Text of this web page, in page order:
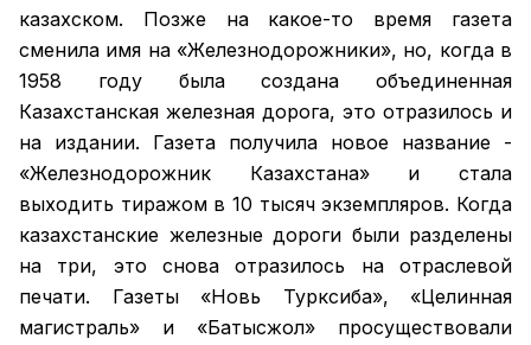
казахском. Позже на какое-то время газета
сменила имя на «Железнодорожники», но, когда в
1958 году была создана объединенная
Казахстанская железная дорога, это отразилось и
на издании. Газета получила новое название -
«Железнодорожник Казахстана» и стала
выходить тиражом в 10 тысяч экземпляров. Когда
казахстанские железные дороги были разделены
на три, это снова отразилось на отраслевой
печати. Газеты «Новь Турксиба», «Целинная
магистраль» и «Батысжол» просуществовали